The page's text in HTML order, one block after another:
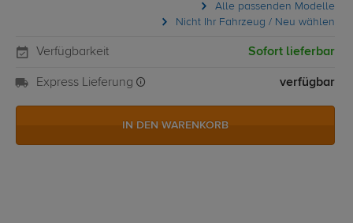
Alle passenden Modelle
Nicht Ihr Fahrzeug / Neu wählen
Verfügbarkeit Sofort lieferbar
Express Lieferung verfügbar
IN DEN WARENKORB